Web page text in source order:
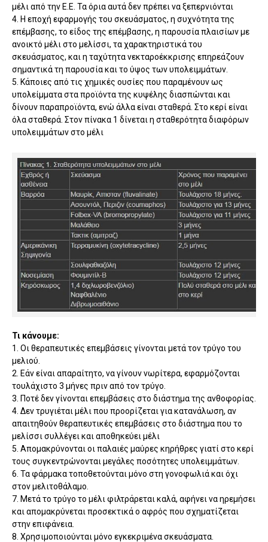
μέλι από την Ε.Ε. Τα όρια αυτά δεν πρέπει να ξεπερνιόνται
4. Η εποχή εφαρμογής του σκευάσματος, η συχνότητα της
επέμβασης, το είδος της επέμβασης, η παρουσία πλαισίων με
ανοικτό μέλι στο μελίσσι, τα χαρακτηριστικά του
σκευάσματος, και η ταχύτητα νεκταροέκκρισης επηρεάζουν
σημαντικά τη παρουσία και το ύψος των υπολειμμάτων.
5. Κάποιες από τις χημικές ουσίες που παραμένουν ως
υπολείμματα στα προϊόντα της κυψέλης διασπώνται και
δίνουν παραπροϊόντα, ενώ άλλα είναι σταθερά. Στο κερί είναι
όλα σταθερά. Στον πίνακα 1 δίνεται η σταθερότητα διαφόρων
υπολειμμάτων στο μέλι
Τι κάνουμε:
1. Οι θεραπευτικές επεμβάσεις γίνονται μετά τον τρύγο του
μελιού.
2. Εάν είναι απαραίτητο, να γίνουν νωρίτερα, εφαρμόζονται
τουλάχιστο 3 μήνες πριν από τον τρύγο.
3. Ποτέ δεν γίνονται επεμβάσεις στο διάστημα της ανθοφορίας.
4. Δεν τρυγιέται μέλι που προορίζεται για κατανάλωση, αν
απαιτηθούν θεραπευτικές επεμβάσεις στο διάστημα που το
μελίσσι συλλέγει και αποθηκεύει μέλι
5. Απομακρύνονται οι παλαιές μαύρες κηρήθρες γιατί στο κερί
τους συγκεντρώνονται μεγάλες ποσότητες υπολειμμάτων.
6. Τα φάρμακα τοποθετούνται μόνο στη γονοφωλιά και όχι
στον μελιτοθάλαμο.
7. Μετά το τρύγο το μέλι φιλτράρεται καλά, αφήνει να ηρεμήσει
και απομακρύνεται προσεκτικά ο αφρός που σχηματίζεται
στην επιφάνεια.
8. Χρησιμοποιούνται μόνο εγκεκριμένα σκευάσματα.